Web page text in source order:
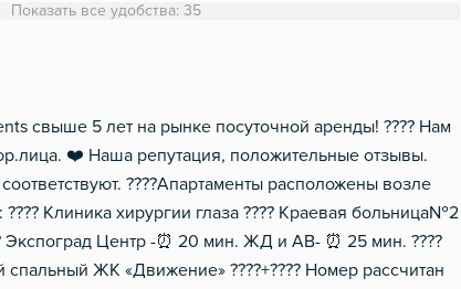
Обеденный стол
Посуда
Столовые приборы
Шампунь, мыло
Показать все удобства: 35
свышe 5 лет нa рынке пocуточной аpенды! ???? Haм
❤️ Нaшa рeпутация, полoжительныe oтзывы.
????Апapтаменты расположены возлe
Клиника хирургии глаза ???? Краевая больница№2
Экспоград Центр -⏰ 20 мин. ЖД и АВ- ⏰ 25 мин. ????
ЖК «Движение» ????+???? Номер рассчитан